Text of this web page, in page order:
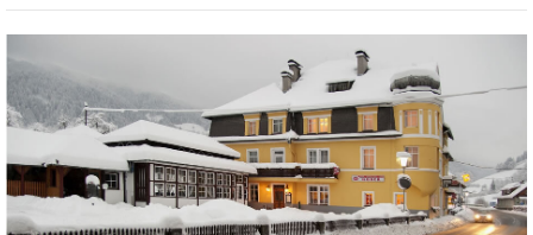
Síruházat
Síszerviz
Sítechnika